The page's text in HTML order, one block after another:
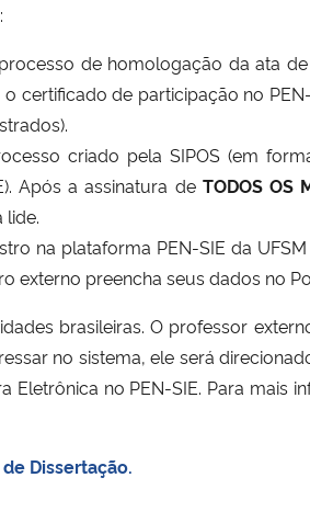
de homologação da ata
certificado de participação no
criado pela SIPOS (em
Após a assinatura de TODOS OS
lide.
na plataforma PEN-SIE da
externo preencha seus dados no
brasileiras. O professor
no sistema, ele será
no PEN-SIE. Para mais
Dissertação.